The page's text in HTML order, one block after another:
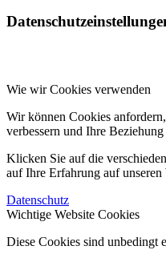
Wie wir Cookies verwenden
Wir können Cookies
verbessern und Ihre
Klicken Sie auf die
auf Ihre Erfahrung auf
Datenschutz
Wichtige Website Cookies
Diese Cookies sind unbedingt